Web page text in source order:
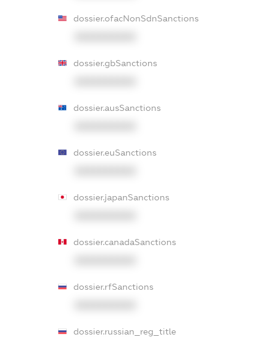
dossier.ofacNonSdnSanctions
dossier.gbSanctions
dossier.ausSanctions
dossier.euSanctions
dossier.japanSanctions
dossier.canadaSanctions
dossier.rfSanctions
dossier.russian_reg_title